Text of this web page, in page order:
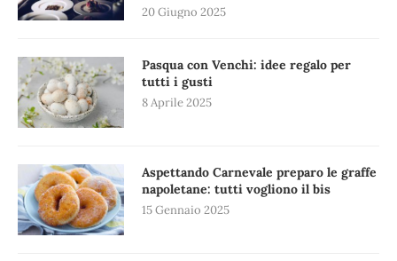
20 Giugno 2025
Pasqua con Venchi: idee regalo per
tutti i gusti
8 Aprile 2025
Aspettando Carnevale preparo le graffe
napoletane: tutti vogliono il bis
15 Gennaio 2025